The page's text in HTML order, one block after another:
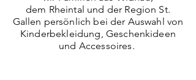
dem Rheintal und der Region St.
Gallen persönlich bei der Auswahl von
Kinderbekleidung, Geschenkideen
und Accessoires.